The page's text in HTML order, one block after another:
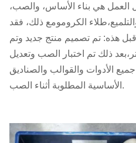
العمل هي بناء الأساس، والصب،
الكرومومع ذلك، فقد
هذه: تم تصميم منتج جديد وتم
ذلك تم اختبار الصب وتعديل
الأدوات والقوالب والصناديق
الأساسية المطلوبة أثناء الصب.